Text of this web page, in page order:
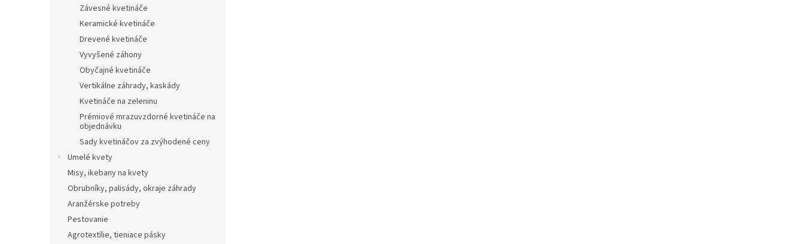
Závesné kvetináče
Keramické kvetináče
Drevené kvetináče
Vyvyšené záhony
Obyčajné kvetináče
Vertikálne záhrady, kaskády
Kvetináče na zeleninu
Prémiové mrazuvzdorné kvetináče na
objednávku
Sady kvetináčov za zvýhodené ceny
Umelé kvety
Misy, ikebany na kvety
Obrubníky, palisády, okraje záhrady
Aranžérske potreby
Pestovanie
Agrotextílie, tieniace pásky